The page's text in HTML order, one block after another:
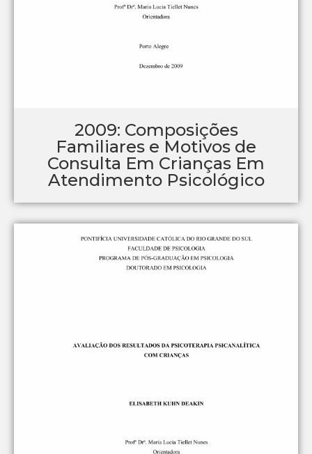
2009: Composições
Familiares e Motivos de
Consulta Em Crianças Em
Atendimento Psicológico